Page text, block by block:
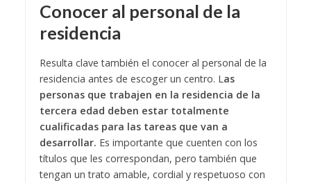
Conocer al personal de la
residencia
Resulta clave también el conocer al personal de la
residencia antes de escoger un centro. Las
personas que trabajen en la residencia de la
tercera edad deben estar totalmente
cualificadas para las tareas que van a
desarrollar. Es importante que cuenten con los
títulos que les correspondan, pero también que
tengan un trato amable, cordial y respetuoso con